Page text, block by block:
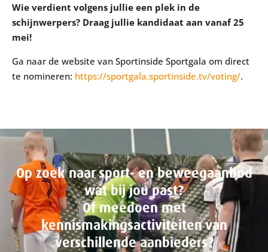
Wie verdient volgens jullie een plek in de
schijnwerpers? Draag jullie kandidaat aan vanaf 25
mei!
Ga naar de website van Sportinside Sportgala om direct
te nomineren: https://sportgala.sportinside.tv/voting/.
Op zoek naar sport- en beweegaanbod
wat bij jou past?
Of meedoen met
kennismakingsactiviteiten van
verschillende aanbieders?